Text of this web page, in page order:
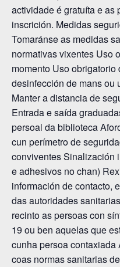
actividade é gratuíta e as
inscrición. Medidas
Tomaránse as medidas
normativas vixentes Uso
momento Uso
desinfección de mans ou
Manter a distancia de
Entrada e saída
persoal da biblioteca
cun perímetro de
conviventes Sinalización
e adhesivos no chan)
información de contacto,
das autoridades
recinto as persoas con
19 ou ben aquelas que
cunha persoa contaxiada
coas normas sanitarias